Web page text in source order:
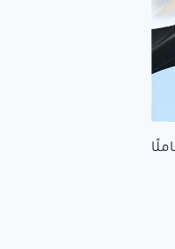
المصرية، فإن دولة اليونان تعتزم استقدام 5000 عاملًا